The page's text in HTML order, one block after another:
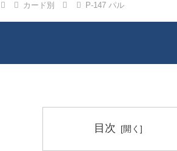
カード別 P-147 パル
目次